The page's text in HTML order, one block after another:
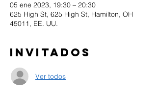
05 ene 2023, 19:30 – 20:30
625 High St, 625 High St, Hamilton, OH
45011, EE. UU.
Invitados
Ver todos